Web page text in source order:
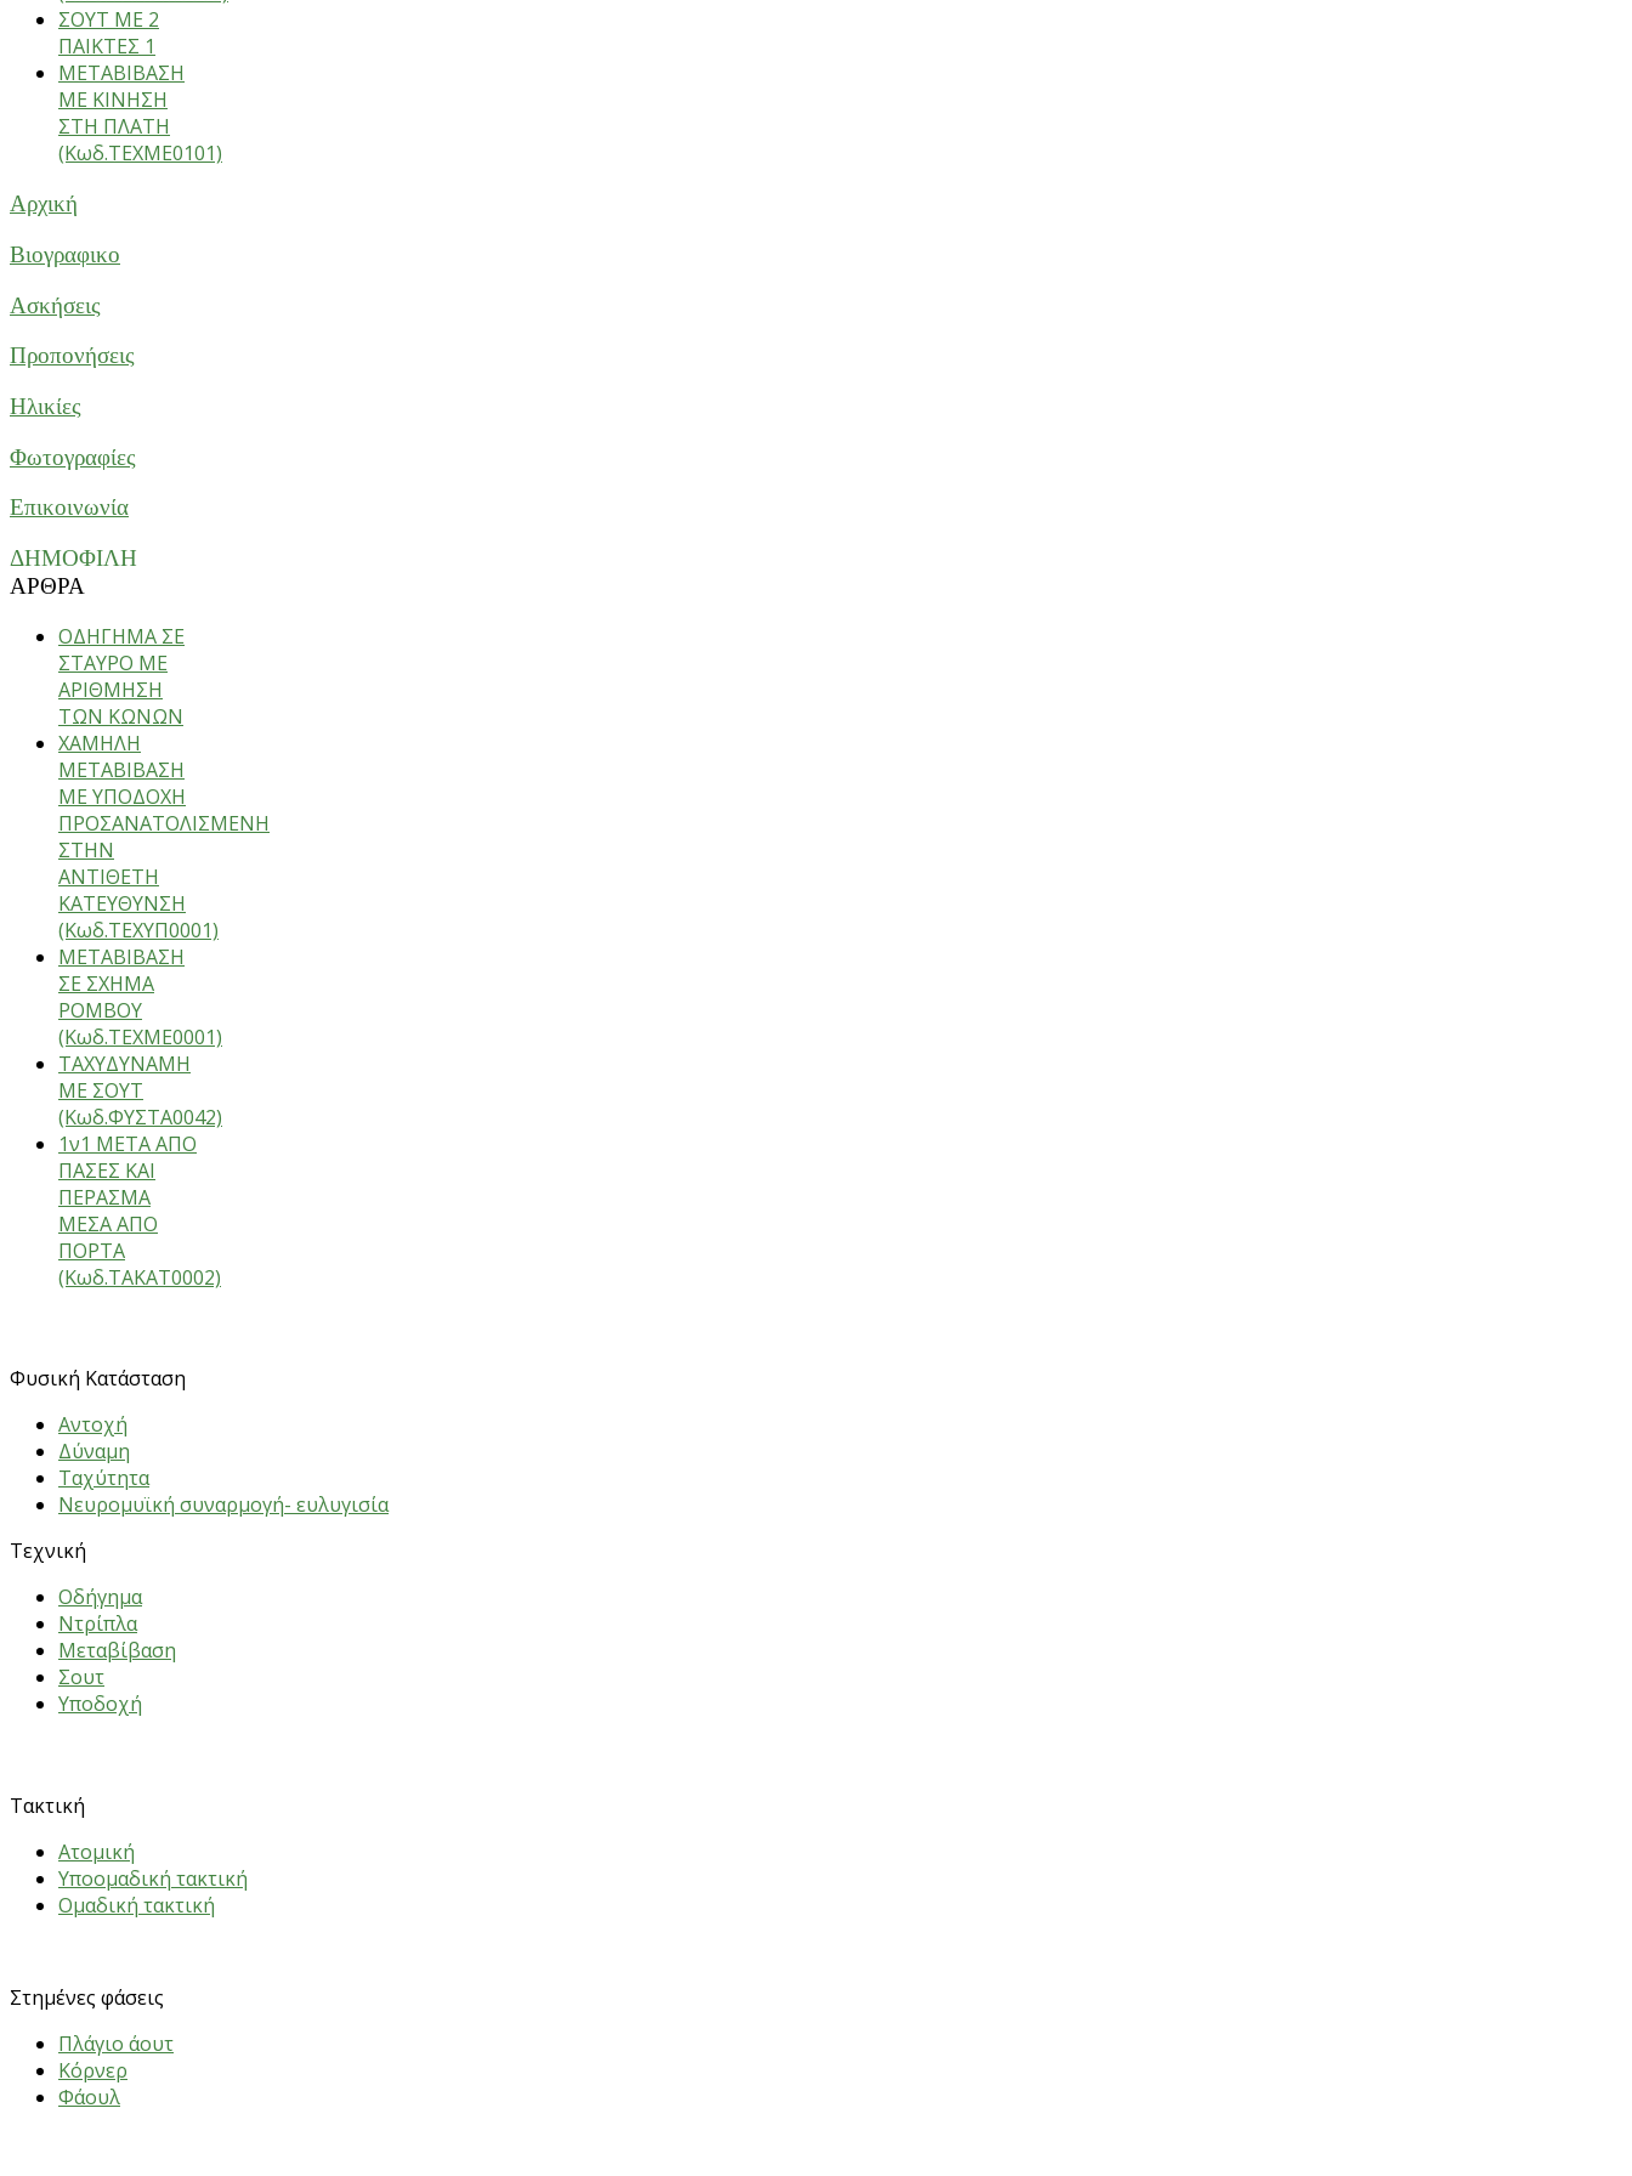
ΣΟΥΤ ΜΕ 2
ΠΑΙΚΤΕΣ 1
ΜΕΤΑΒΙΒΑΣΗ
ΜΕ ΚΙΝΗΣΗ
ΣΤΗ ΠΛΑΤΗ
(Κωδ.ΤΕΧΜΕ0101)
Αρχική
Βιογραφικο
Ασκήσεις
Προπονήσεις
Ηλικίες
Φωτογραφίες
Επικοινωνία
ΔΗΜΟΦΙΛΗ
ΑΡΘΡΑ
ΟΔΗΓΗΜΑ ΣΕ
ΣΤΑΥΡΟ ΜΕ
ΑΡΙΘΜΗΣΗ
ΤΩΝ ΚΩΝΩΝ
ΧΑΜΗΛΗ
ΜΕΤΑΒΙΒΑΣΗ
ΜΕ ΥΠΟΔΟΧΗ
ΠΡΟΣΑΝΑΤΟΛΙΣΜΕΝΗ
ΣΤΗΝ
ΑΝΤΙΘΕΤΗ
ΚΑΤΕΥΘΥΝΣΗ
(Κωδ.ΤΕΧΥΠ0001)
ΜΕΤΑΒΙΒΑΣΗ
ΣΕ ΣΧΗΜΑ
ΡΟΜΒΟΥ
(Κωδ.ΤΕΧΜΕ0001)
ΤΑΧΥΔΥΝΑΜΗ
ΜΕ ΣΟΥΤ
(Κωδ.ΦΥΣΤΑ0042)
1ν1 ΜΕΤΑ ΑΠΟ
ΠΑΣΕΣ ΚΑΙ
ΠΕΡΑΣΜΑ
ΜΕΣΑ ΑΠΟ
ΠΟΡΤΑ
(Κωδ.ΤΑΚΑΤ0002)
Φυσική Κατάσταση
Αντοχή
Δύναμη
Ταχύτητα
Νευρομυϊκή συναρμογή- ευλυγισία
Τεχνική
Oδήγημα
Nτρίπλα
Mεταβίβαση
Σουτ
Υποδοχή
Τακτική
Ατομική
Υποομαδική τακτική
Ομαδική τακτική
Στημένες φάσεις
Πλάγιο άουτ
Κόρνερ
Φάουλ